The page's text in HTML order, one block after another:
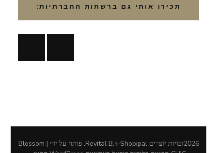
תכירו אותי גם ברשתות החברתיות:
2026זכויות יוצרים Revital B.✨Shopipal
.
פותח על ידי | Blossom